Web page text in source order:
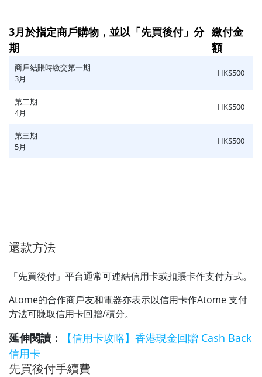
3月於指定商戶購物，並以「先買後付」分
期
繳付金
額
商戶結賬時繳交第一期
3月
HK$500
第二期
4月
HK$500
第三期
5月
HK$500
還款方法
「先買後付」平台通常可連結信用卡或扣賬卡作支付方式。
Atome的合作商戶友和電器亦表示以信用卡作Atome 支付
方法可賺取信用卡回贈/積分。
延伸閱讀：
【信用卡攻略】香港現金回贈 Cash Back
信用卡
先買後付手續費